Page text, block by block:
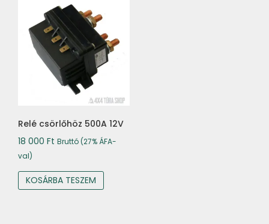
Relé csörlőhöz 500A 12V
18 000 Ft Bruttó (27% ÁFA-
val)
KOSÁRBA TESZEM